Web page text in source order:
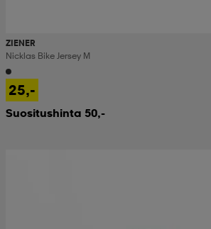
ZIENER
Nicklas Bike Jersey M
25,-
Suositushinta 50,-